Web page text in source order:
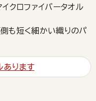
クロファイバータオル
も短く細かい織りのパ
あります